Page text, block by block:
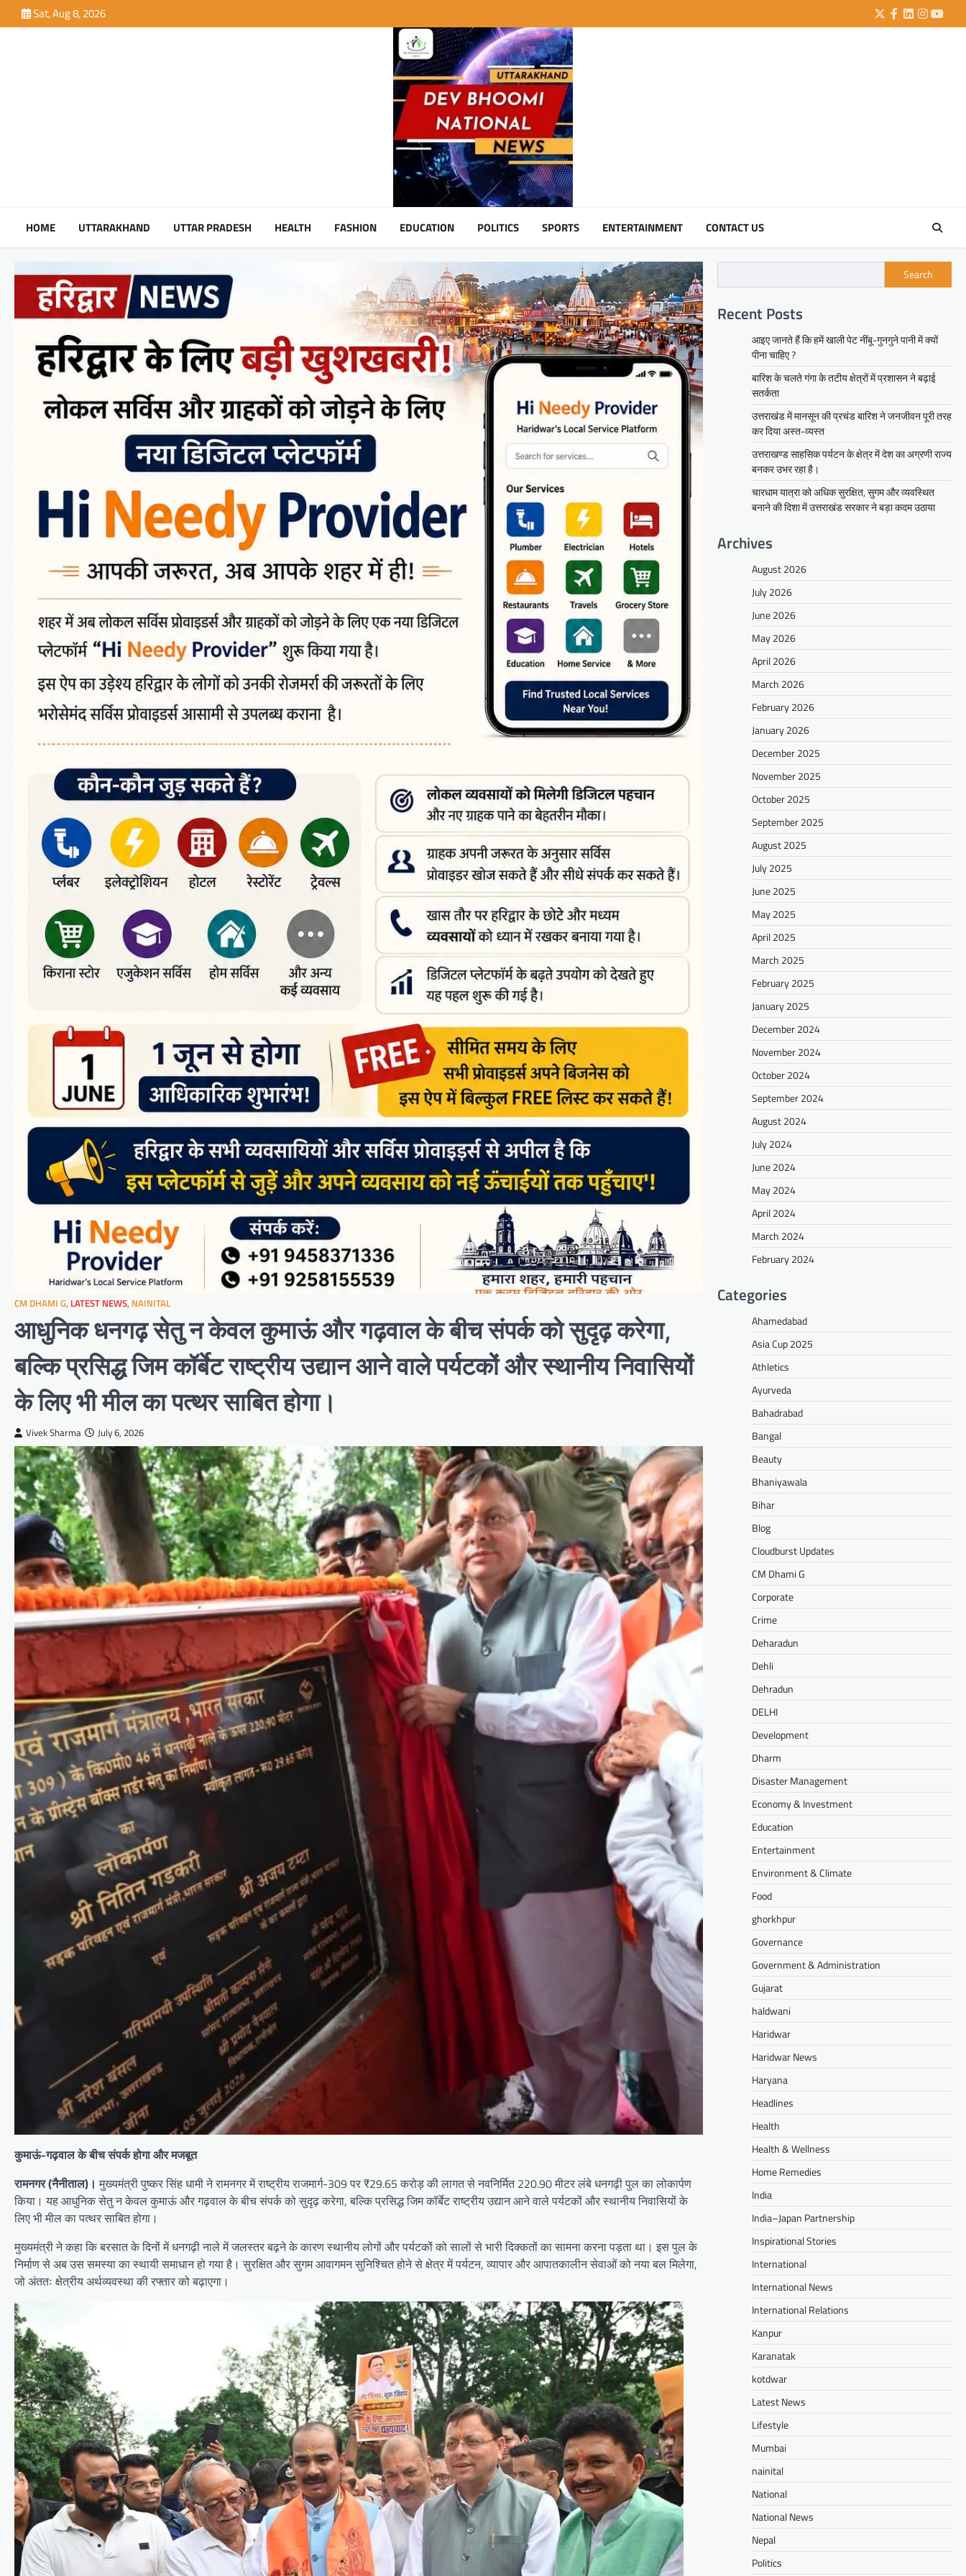
to
Sat, Aug 8, 2026 Twitter
Facebook
LinkedIn
HOME UTTARAKHAND UTTAR PRADESH HEALTH FASHION EDUCATION POLITICS SPORTS ENTERTAINMENT CONTACT US
CM DHAMI G, LATEST NEWS, NAINITAL
आधुनिक धनगढ़ सेतु न केवल कुमाऊं और गढ़वाल के बीच संपर्क को सुदृढ़ करेगा,
बल्कि प्रसिद्ध जिम कॉर्बेट राष्ट्रीय उद्यान आने वाले पर्यटकों और स्थानीय निवासियों
के लिए भी मील का पत्थर साबित होगा।
Vivek Sharma July 6, 2026
कुमाऊं-गढ़वाल के बीच संपर्क होगा और मजबूत
रामनगर (नैनीताल)। मुख्यमंत्री पुष्कर सिंह धामी ने रामनगर में राष्ट्रीय राजमार्ग-309 पर ₹29.65 करोड़ की लागत से नवनिर्मित 220.90 मीटर लंबे धनगढ़ी पुल का लोकार्पण
किया। यह आधुनिक सेतु न केवल कुमाऊं और गढ़वाल के बीच संपर्क को सुदृढ़ करेगा, बल्कि प्रसिद्ध जिम कॉर्बेट राष्ट्रीय उद्यान आने वाले पर्यटकों और स्थानीय निवासियों के
लिए भी मील का पत्थर साबित होगा।
मुख्यमंत्री ने कहा कि बरसात के दिनों में धनगढ़ी नाले में जलस्तर बढ़ने के कारण स्थानीय लोगों और पर्यटकों को सालों से भारी दिक्कतों का सामना करना पड़ता था। इस पुल के
निर्माण से अब उस समस्या का स्थायी समाधान हो गया है। सुरक्षित और सुगम आवागमन सुनिश्चित होने से क्षेत्र में पर्यटन, व्यापार और आपातकालीन सेवाओं को नया बल मिलेगा,
जो अंततः क्षेत्रीय अर्थव्यवस्था की रफ्तार को बढ़ाएगा।
Search
Recent Posts
आइए जानते हैं कि हमें खाली पेट नींबू-गुनगुने पानी में क्यों
पीना चाहिए ?
बारिश के चलते गंगा के तटीय क्षेत्रों में प्रशासन ने बढ़ाई
सतर्कता
उत्तराखंड में मानसून की प्रचंड बारिश ने जनजीवन पूरी तरह
कर दिया अस्त-व्यस्त
उत्तराखण्ड साहसिक पर्यटन के क्षेत्र में देश का अग्रणी राज्य
बनकर उभर रहा है।
चारधाम यात्रा को अधिक सुरक्षित, सुगम और व्यवस्थित
बनाने की दिशा में उत्तराखंड सरकार ने बड़ा कदम उठाया
Archives
August 2026
July 2026
June 2026
May 2026
April 2026
March 2026
February 2026
January 2026
December 2025
November 2025
October 2025
September 2025
August 2025
July 2025
June 2025
May 2025
April 2025
March 2025
February 2025
January 2025
December 2024
November 2024
October 2024
September 2024
August 2024
July 2024
June 2024
May 2024
April 2024
March 2024
February 2024
Categories
Ahamedabad
Asia Cup 2025
Athletics
Ayurveda
Bahadrabad
Bangal
Beauty
Bhaniyawala
Bihar
Blog
Cloudburst Updates
CM Dhami G
Corporate
Crime
Deharadun
Dehli
Dehradun
DELHI
Development
Dharm
Disaster Management
Economy & Investment
Education
Entertainment
Environment & Climate
Food
ghorkhpur
Governance
Government & Administration
Gujarat
haldwani
Haridwar
Haridwar News
Haryana
Headlines
Health
Health & Wellness
Home Remedies
India
India–Japan Partnership
Inspirational Stories
International
International News
International Relations
Kanpur
Karanatak
kotdwar
Latest News
Lifestyle
Mumbai
nainital
National
National News
Nepal
Politics